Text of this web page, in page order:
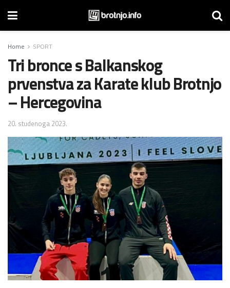
Home SPORT
Tri bronce s Balkanskog
prvenstva za Karate klub Brotnjo
– Hercegovina
20. studenoga 2023.